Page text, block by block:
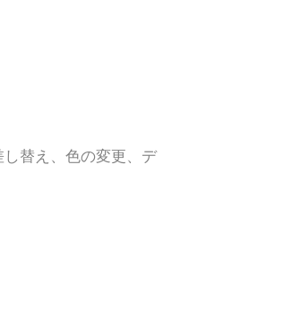
替え、色の変更、デ